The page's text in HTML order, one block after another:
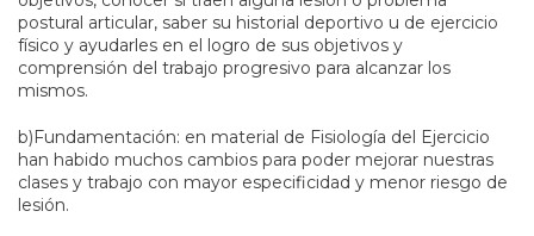
postural articular, saber su historial deportivo u de ejercicio
físico y ayudarles en el logro de sus objetivos y
comprensión del trabajo progresivo para alcanzar los
mismos.
b)Fundamentación: en material de Fisiología del Ejercicio
han habido muchos cambios para poder mejorar nuestras
clases y trabajo con mayor especificidad y menor riesgo de
lesión.